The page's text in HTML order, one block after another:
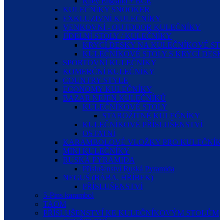
KULEČNÍKY SNOOKER
EXKLUZIVNÍ KULEČNÍKY
VENKOVNÍ - OUTDOOR KULEČNÍKY
JÍDELNÍ STOLY / KULEČNÍKY
KRYCÍ DESKY NA KULEČNÍKOVÉ
KULEČNÍKOVÉ STOLY S KRYCÍ
SPORTOVNÍ KULEČNÍKY
KOMERČNÍ KULEČNÍKY
COUNTRY STYLE
ECONOMY KULEČNÍKY
BAZAR NEJEN KULEČNÍKŮ
KULEČNÍKOVÉ STOLY
STAROŽITNÉ KULEČNÍKY
KULEČNÍKOVÉ PŘÍSLUŠENSTVÍ
OSTATNÍ
KARAMBOLOVÉ VLOŽKY PRO
MINI KULEČNÍKY
RUSKÁ PYRAMIDA
Příslušenství Ruská Pyramida
NEGUŠ (BÁBA, HŘÍBEK)
PŘÍSLUŠENSTVÍ
5-Pins karambol
TAOM
PŘÍSLUŠENSTVÍ KE KULEČNÍKOVÝM STOLŮM